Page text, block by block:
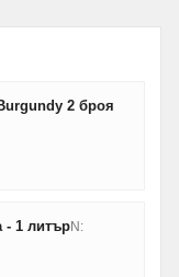
2 броя
- 1 литърN: